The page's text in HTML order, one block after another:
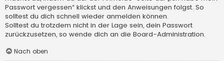
Passwort vergessen“ klickst und den Anweisungen folgst. So
solltest du dich schnell wieder anmelden können.
Solltest du trotzdem nicht in der Lage sein, dein Passwort
zurückzusetzen, so wende dich an die Board-Administration.
Nach oben